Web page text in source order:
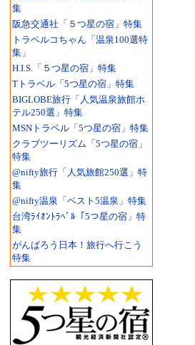
集
阪急交通社「５つ星の宿」特集
トラベルコちゃん「温泉100選特
集」
H.I.S.「５つ星の宿」特集
Tトラベル「5つ星の宿」特集
BIGLOBE旅行「人気温泉旅館ホ
テル250選」特集
MSNトラベル「5つ星の宿」特集
クラブツーリズム「5つ星の宿」
特集
@nifty旅行「人気旅館250選」特
集
@nifty温泉「ベスト5温泉」特集
台湾ﾗｲｵﾝﾄﾗﾍﾞﾙ「5つ星の宿」特
集
がんばろう日本！旅行へ行こう
特集